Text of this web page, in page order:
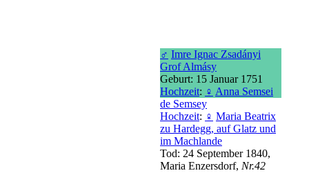
♂ Imre Ignac Zsadányi
Grof Almásy
Geburt: 15 Januar 1751
Hochzeit: ♀ Anna Semsei
de Semsey
Hochzeit: ♀ Maria Beatrix
zu Hardegg, auf Glatz und
im Machlande
Tod: 24 September 1840,
Maria Enzersdorf, Nr.42